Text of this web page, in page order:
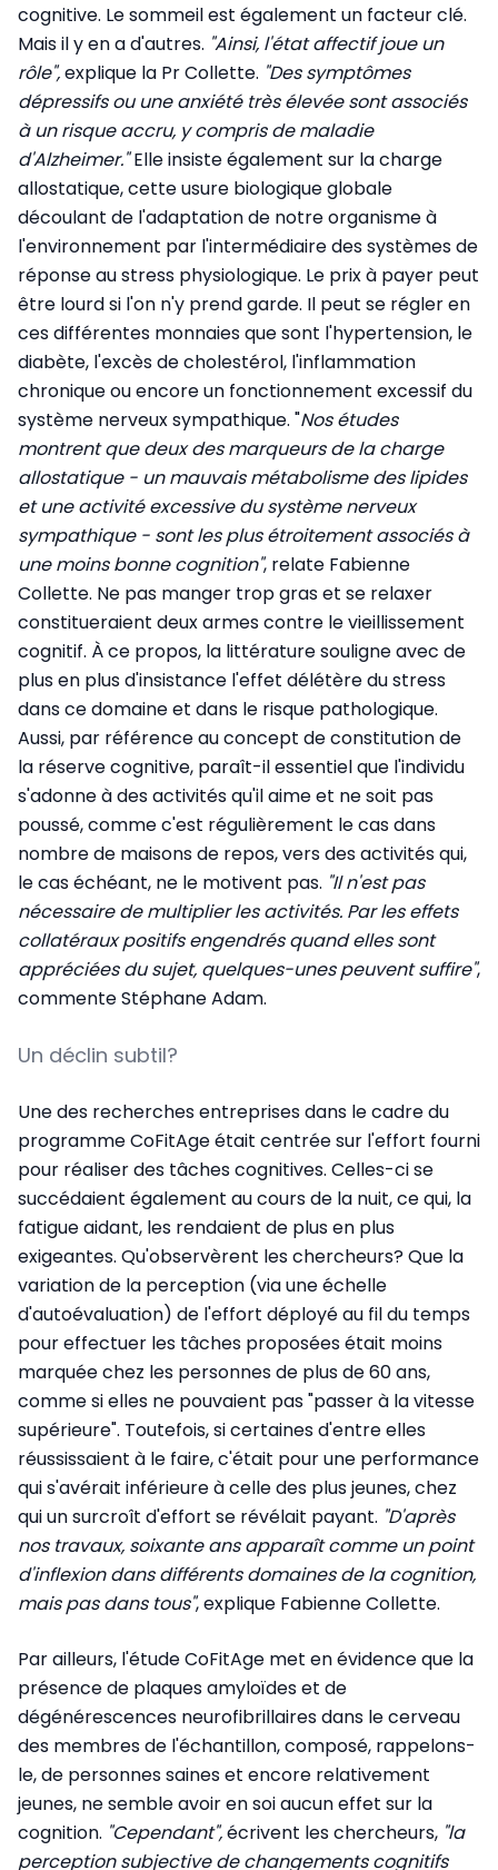
cognitive. Le sommeil est également un facteur clé.
Mais il y en a d'autres. "Ainsi, l'état affectif joue un
rôle",explique la Pr Collette. "Des symptômes
dépressifs ou une anxiété très élevée sont associés
à un risque accru, y compris de maladie
d'Alzheimer."Elle insiste également sur la charge
allostatique, cette usure biologique globale
découlant de l'adaptation de notre organisme à
l'environnement par l'intermédiaire des systèmes de
réponse au stress physiologique. Le prix à payer peut
être lourd si l'on n'y prend garde. Il peut se régler en
ces différentes monnaies que sont l'hypertension, le
diabète, l'excès de cholestérol, l'inflammation
chronique ou encore un fonctionnement excessif du
système nerveux sympathique. "Nos études
montrent que deux des marqueurs de la charge
allostatique - un mauvais métabolisme des lipides
et une activité excessive du système nerveux
sympathique - sont les plus étroitement associés à
une moins bonne cognition", relate Fabienne
Collette. Ne pas manger trop gras et se relaxer
constitueraient deux armes contre le vieillissement
cognitif. À ce propos, la littérature souligne avec de
plus en plus d'insistance l'effet délétère du stress
dans ce domaine et dans le risque pathologique.
Aussi, par référence au concept de constitution de
la réserve cognitive, paraît-il essentiel que l'individu
s'adonne à des activités qu'il aime et ne soit pas
poussé, comme c'est régulièrement le cas dans
nombre de maisons de repos, vers des activités qui,
le cas échéant, ne le motivent pas. "Il n'est pas
nécessaire de multiplier les activités. Par les effets
collatéraux positifs engendrés quand elles sont
appréciées du sujet, quelques-unes peuvent suffire",
commente Stéphane Adam.
Un déclin subtil?
Une des recherches entreprises dans le cadre du
programme CoFitAge était centrée sur l'effort fourni
pour réaliser des tâches cognitives. Celles-ci se
succédaient également au cours de la nuit, ce qui, la
fatigue aidant, les rendaient de plus en plus
exigeantes. Qu'observèrent les chercheurs? Que la
variation de la perception (via une échelle
d'autoévaluation) de l'effort déployé au fil du temps
pour effectuer les tâches proposées était moins
marquée chez les personnes de plus de 60 ans,
comme si elles ne pouvaient pas "passer à la vitesse
supérieure". Toutefois, si certaines d'entre elles
réussissaient à le faire, c'était pour une performance
qui s'avérait inférieure à celle des plus jeunes, chez
qui un surcroît d'effort se révélait payant. "D'après
nos travaux, soixante ans apparaît comme un point
d'inflexion dans différents domaines de la cognition,
mais pas dans tous", explique Fabienne Collette.
Par ailleurs, l'étude CoFitAge met en évidence que la
présence de plaques amyloïdes et de
dégénérescences neurofibrillaires dans le cerveau
des membres de l'échantillon, composé, rappelons-
le, de personnes saines et encore relativement
jeunes, ne semble avoir en soi aucun effet sur la
cognition. "Cependant",écrivent les chercheurs, "la
perception subjective de changements cognitifs